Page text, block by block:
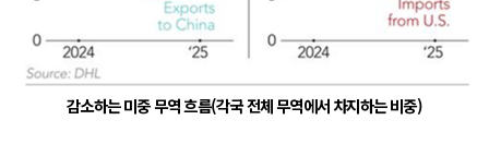
감소하는 미중 무역 흐름(각국 전체 무역에서 차지하는 비중)